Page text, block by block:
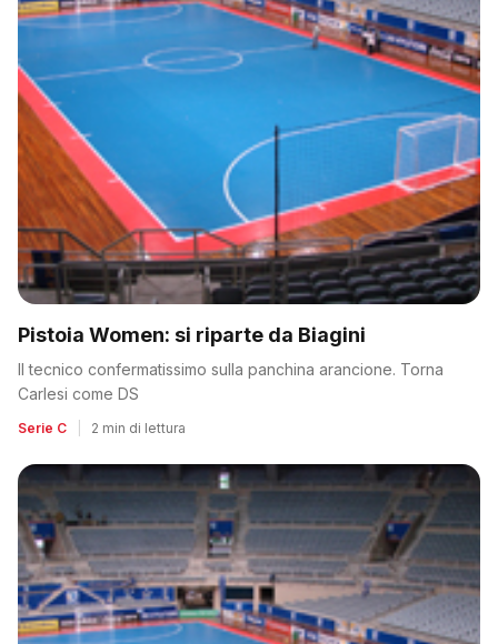
Pistoia Women: si riparte da Biagini
Il tecnico confermatissimo sulla panchina arancione. Torna
Carlesi come DS
Serie C 2 min di lettura